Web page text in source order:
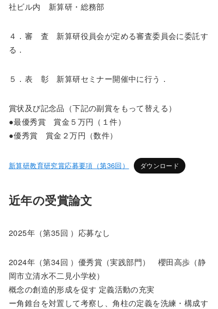
社ビル内 新算研・総務部
４．審 査 新算研役員会が定める審査委員会に委託す
る．
５．表 彰 新算研セミナー開催中に行う．
賞状及び記念品（下記の副賞をもって替える）
●最優秀賞 賞金５万円（１件）
●優秀賞 賞金２万円（数件）
新算研教育研究賞応募要項（第36回） ダウンロード
近年の受賞論文
2025年（第35回 ）応募なし
2024年（第34回 ）優秀賞（実践部門） 櫻田高歩（静
岡市立清水不二見小学校）
概念の創造的形成を促す 定義活動の充実
ー角錐台を対置して考察し、角柱の定義を洗練・構成す